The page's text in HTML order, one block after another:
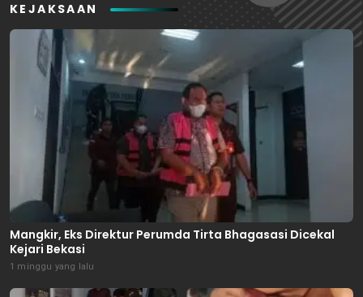
KEJAKSAAN
Mangkir, Eks Direktur Perumda Tirta Bhagasasi Dicekal
Kejari Bekasi
1 minggu yang lalu